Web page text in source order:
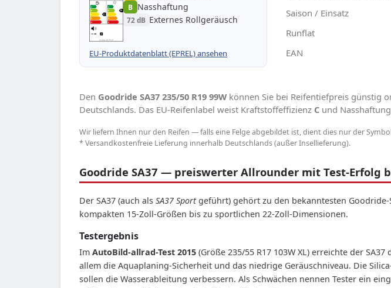
A
C
C
E
A
C
E
72 dB B
Verordnung (EU) 2020/740
B Nasshaftung
72 dB Externes Rollgeräusch
EU-Produktdatenblatt (EPREL) ansehen
Saison / Einsatz
Runflat
EAN
Den Goodride SA37 235/50 R19 99W können Sie bei Reifentiefpreis günstig
Deutschlands. Das EU-Reifenlabel weist Kraftstoffeffizienz C und Nasshaftung
Wir liefern Ihnen nur den Reifen — falls eine Felge abgebildet ist, dient dies nur der
* Versandkostenfreie Lieferung innerhalb Deutschlands (außer Insellieferung).
Goodride SA37 — preiswerter Allrounder mit Test-Erfolg
Der SA37 (auch als SA37 Sportgeführt) gehört zu den bekanntesten
kompakten 15-Zoll-Größen bis zu sportlichen 22-Zoll-Dimensionen.
Testergebnis
Im AutoBild-allrad-Test 2015 (Größe 235/55 R17 103W XL) erreichte der SA37
allem die Aquaplaning-Sicherheit und das niedrige Geräuschniveau. Die
sollen die Wasserableitung verbessern. Als Schwächen nennen Tester ein